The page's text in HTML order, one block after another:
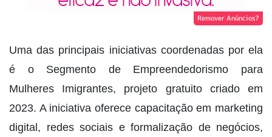
Remover Anúncios?
Uma das principais iniciativas coordenadas por ela
é o Segmento de Empreendedorismo para
Mulheres Imigrantes, projeto gratuito criado em
2023. A iniciativa oferece capacitação em marketing
digital, redes sociais e formalização de negócios,